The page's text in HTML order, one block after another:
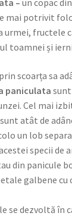
–un copac
mai potrivit
urmei, fructele
toamnei și
scoarța sa
paniculata
Cel mai
atât de
un lob
specii de
din panicule
galbene cu
se dezvoltă în